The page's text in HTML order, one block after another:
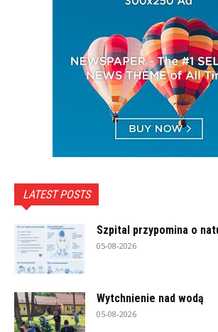
LATEST POSTS
Szpital przypomina o
05-08-2026
Wytchnienie nad wodą
05-08-2026